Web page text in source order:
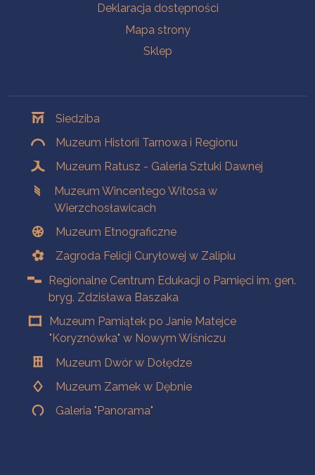
Deklaracja dostępności
Mapa strony
Sklep
Siedziba
Muzeum Historii Tarnowa i Regionu
Muzeum Ratusz - Galeria Sztuki Dawnej
Muzeum Wincentego Witosa w
Wierzchosławicach
Muzeum Etnograficzne
Zagroda Felicji Curyłowej w Zalipiu
Regionalne Centrum Edukacji o Pamięci im. gen.
bryg. Zdzisława Baszaka
Muzeum Pamiątek po Janie Matejce
"Koryznówka" w Nowym Wiśniczu
Muzeum Dwór w Dołędze
Muzeum Zamek w Dębnie
Galeria "Panorama"